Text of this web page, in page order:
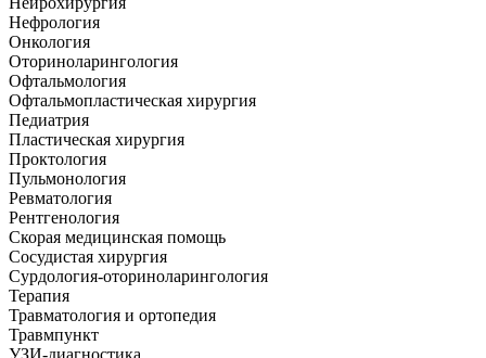
Нефрология
Онкология
Оториноларингология
Офтальмология
Офтальмопластическая хирургия
Педиатрия
Пластическая хирургия
Проктология
Пульмонология
Ревматология
Рентгенология
Скорая медицинская помощь
Сосудистая хирургия
Сурдология-оториноларингология
Терапия
Травматология и ортопедия
Травмпункт
УЗИ-диагностика